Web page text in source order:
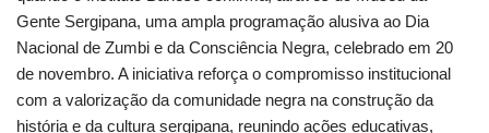
Gente Sergipana, uma ampla programação alusiva ao Dia
Nacional de Zumbi e da Consciência Negra, celebrado em 20
de novembro. A iniciativa reforça o compromisso institucional
com a valorização da comunidade negra na construção da
história e da cultura sergipana, reunindo ações educativas,